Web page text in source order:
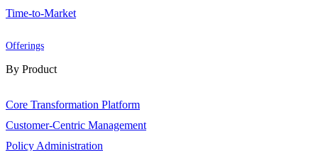
Time-to-Market
Offerings
By Product
Core Transformation Platform
Customer-Centric Management
Policy Administration